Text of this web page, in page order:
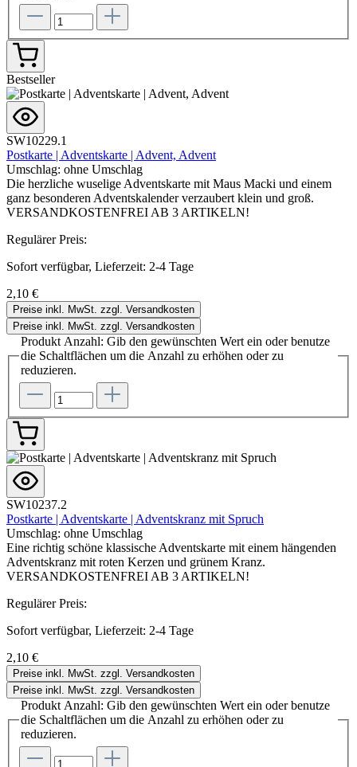
Bestseller
SW10229.1
Postkarte | Adventskarte | Advent, Advent
Umschlag: ohne Umschlag
Die herzliche wuselige Adventskarte mit Maus Macki und einem
ganz besonderen Adventskalender verzaubert klein und groß.
VERSANDKOSTENFREI AB 3 ARTIKELN!
Regulärer Preis:
Sofort verfügbar, Lieferzeit: 2-4 Tage
2,10 €
Preise inkl. MwSt. zzgl. Versandkosten
Preise inkl. MwSt. zzgl. Versandkosten
Produkt Anzahl: Gib den gewünschten Wert ein oder benutze
die Schaltflächen um die Anzahl zu erhöhen oder zu
reduzieren.
SW10237.2
Postkarte | Adventskarte | Adventskranz mit Spruch
Umschlag: ohne Umschlag
Eine richtig schöne klassische Adventskarte mit einem hängenden
Adventskranz mit roten Kerzen und grünem Kranz.
VERSANDKOSTENFREI AB 3 ARTIKELN!
Regulärer Preis:
Sofort verfügbar, Lieferzeit: 2-4 Tage
2,10 €
Preise inkl. MwSt. zzgl. Versandkosten
Preise inkl. MwSt. zzgl. Versandkosten
Produkt Anzahl: Gib den gewünschten Wert ein oder benutze
die Schaltflächen um die Anzahl zu erhöhen oder zu
reduzieren.